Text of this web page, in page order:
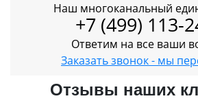
Наш многоканальный
+7 (499) 113-
Ответим на все ваши
Заказать звонок - мы
Отзывы наших